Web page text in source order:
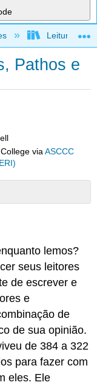
Leitura,
Pathos e
viaASCCC
lemos?
seus leitores
de escrever e
e
de
de sua opinião.
de 384 a 322
para fazer com
eles. Ele